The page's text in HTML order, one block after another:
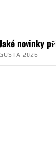
novinky
2026